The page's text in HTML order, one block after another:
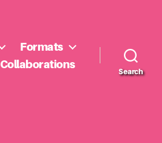
Formats
Collaborations
Search